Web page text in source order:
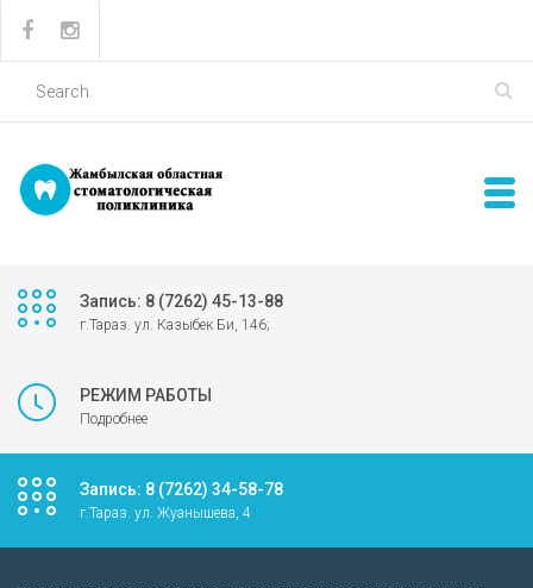
Запись: 8 (7262) 45-13-88
г.Тараз. ул. Казыбек Би, 146;
РЕЖИМ РАБОТЫ
Подробнее
Запись: 8 (7262) 34-58-78
г.Тараз. ул. Жуанышева, 4